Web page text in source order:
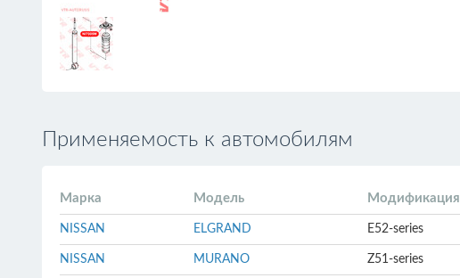
Применяемость к автомобилям
Марка Модель Модификация
NISSAN ELGRAND E52-series
NISSAN MURANO Z51-series